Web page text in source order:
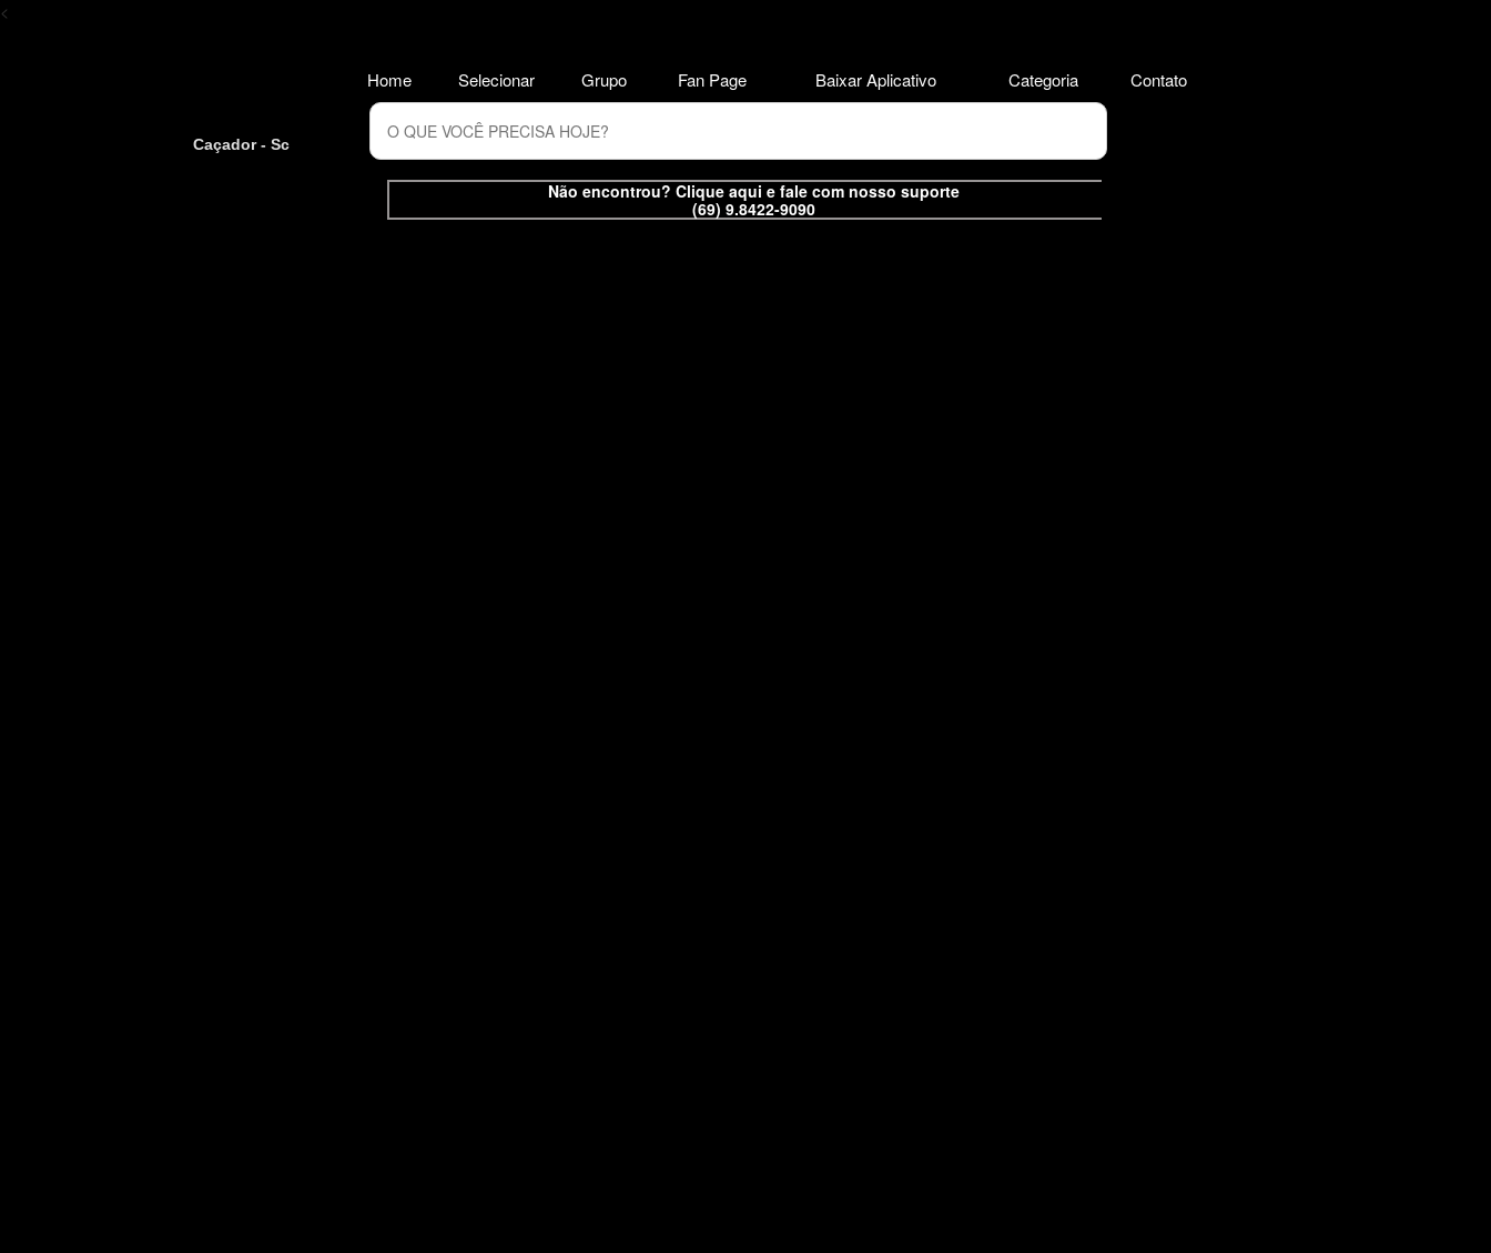
<
Caçador - Sc
Não encontrou? Clique aqui e fale com nosso suporte
(69) 9.8422-9090
Home Selecionar Grupo Fan Page Baixar Aplicativo Categoria Contato